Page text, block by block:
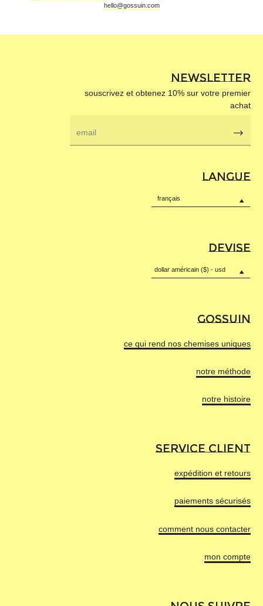
hello@gossuin.com
LANGUE
français
DEVISE
dollar américain ($) - usd
GOSSUIN
ce qui rend nos chemises uniques
notre méthode
notre histoire
SERVICE CLIENT
expédition et retours
paiements sécurisés
comment nous contacter
mon compte
NEWSLETTER
souscrivez et obtenez 10% sur votre premier
achat
email